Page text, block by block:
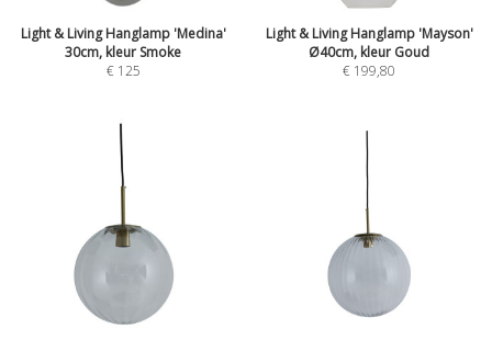
Light & Living Hanglamp 'Medina'
30cm, kleur Smoke
€ 125
Light & Living Hanglamp 'Mayson'
Ø40cm, kleur Goud
€ 199,80